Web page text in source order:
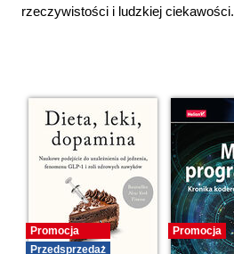
rzeczywistości i ludzkiej ciekawości.
Promocja
Przedsprzedaż
Promocja